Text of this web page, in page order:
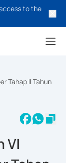
to the
Tahap II Tahun
VI